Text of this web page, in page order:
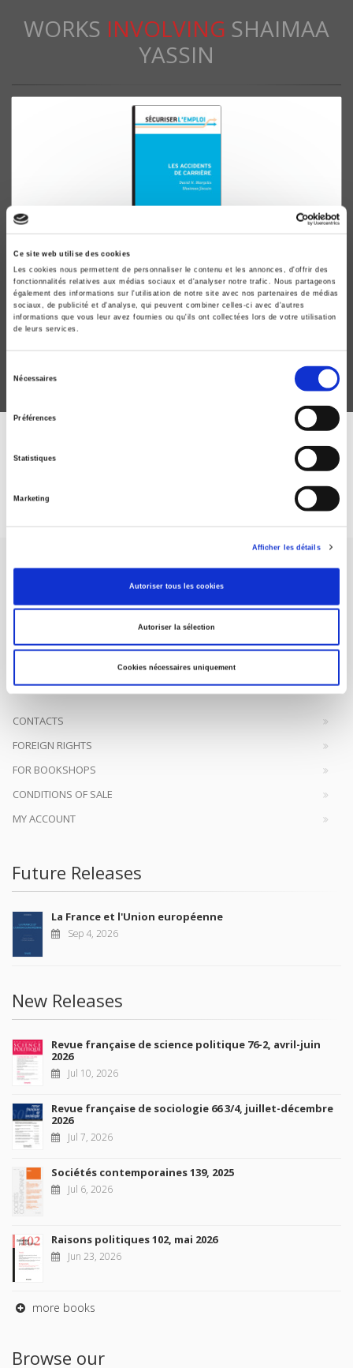
Ce site web utilise des cookies
Les cookies nous permettent de personnaliser le contenu et les annonces, d'offrir des
fonctionnalités relatives aux médias sociaux et d'analyser notre trafic. Nous partageons
également des informations sur l'utilisation de notre site avec nos partenaires de médias
sociaux, de publicité et d'analyse, qui peuvent combiner celles-ci avec d'autres
informations que vous leur avez fournies ou qu'ils ont collectées lors de votre utilisation
de leurs services.
Nécessaires
Préférences
Statistiques
Marketing
Afficher les détails
Autoriser tous les cookies
Autoriser la sélection
Cookies nécessaires uniquement
WORKS INVOLVING SHAIMAA
YASSIN
Les Accidents de carrière
David Margolis, Shaimaa Yassin
original research, to edit reference works for student use, and to
help public and political debate.continue
CONTACTS
FOREIGN RIGHTS
FOR BOOKSHOPS
CONDITIONS OF SALE
MY ACCOUNT
Future Releases
La France et l'Union européenne
Sep 4, 2026
New Releases
Revue française de science politique 76-2, avril-juin
2026
Jul 10, 2026
Revue française de sociologie 66 3/4, juillet-décembre
2026
Jul 7, 2026
Sociétés contemporaines 139, 2025
Jul 6, 2026
Raisons politiques 102, mai 2026
Jun 23, 2026
more books
Browse our